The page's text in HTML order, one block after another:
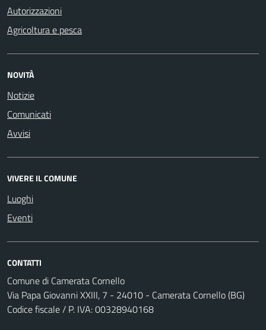
Autorizzazioni
Agricoltura e pesca
NOVITÀ
Notizie
Comunicati
Avvisi
VIVERE IL COMUNE
Luoghi
Eventi
CONTATTI
Comune di Camerata Cornello
Via Papa Giovanni XXIII, 7 - 24010 - Camerata Cornello (BG)
Codice fiscale / P. IVA: 00328940168